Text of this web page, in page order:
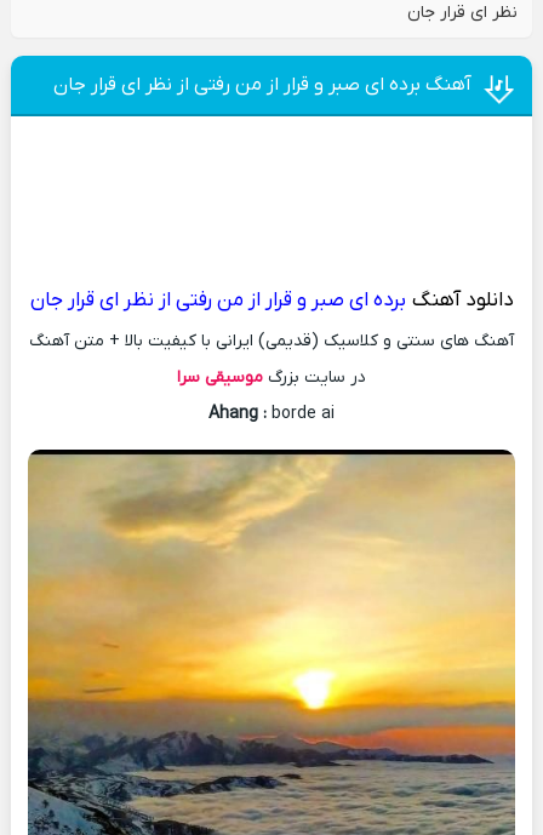
نظر ای قرار جان
آهنگ برده ای صبر و قرار از من رفتی از نظر ای قرار جان
دانلود آهنگ برده ای صبر و قرار از من رفتی از نظر ای قرار جان
آهنگ های سنتی و کلاسیک (قدیمی) ایرانی با کیفیت بالا + متن آهنگ
در سایت بزرگ موسیقی سرا
Ahang : borde ai